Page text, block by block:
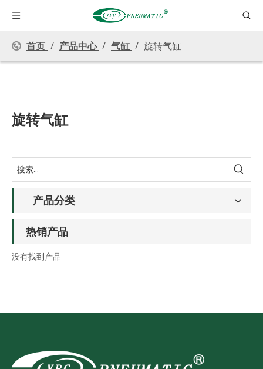
首页 / 产品中心 / 气缸 / 旋转气缸
旋转气缸
产品分类
热销产品
没有找到产品